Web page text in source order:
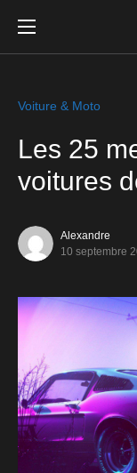
Voiture & Moto
Les 25
voitures
Alexandre
10 septembre